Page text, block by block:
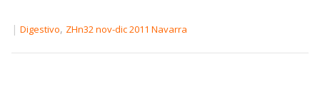
| Digestivo, ZHn32 nov-dic 2011 Navarra